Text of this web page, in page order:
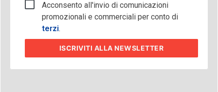
Acconsento all'invio di comunicazioni
promozionali e commerciali per conto di
terzi.
ISCRIVITI ALLA NEWSLETTER